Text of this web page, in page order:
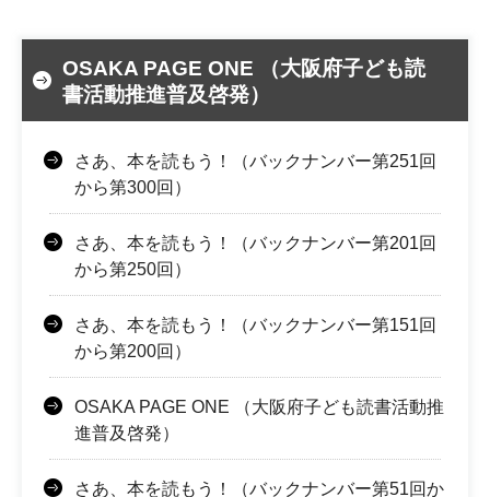
OSAKA PAGE ONE （大阪府子ども読
書活動推進普及啓発）
さあ、本を読もう！（バックナンバー第251回
から第300回）
さあ、本を読もう！（バックナンバー第201回
から第250回）
さあ、本を読もう！（バックナンバー第151回
から第200回）
OSAKA PAGE ONE （大阪府子ども読書活動推
進普及啓発）
さあ、本を読もう！（バックナンバー第51回か